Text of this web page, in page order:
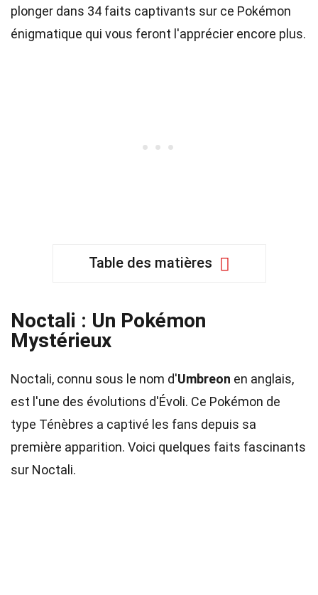
plonger dans 34 faits captivants sur ce Pokémon
énigmatique qui vous feront l'apprécier encore plus.
Table des matières
Noctali : Un Pokémon
Mystérieux
Noctali, connu sous le nom d'Umbreon en anglais,
est l'une des évolutions d'Évoli. Ce Pokémon de
type Ténèbres a captivé les fans depuis sa
première apparition. Voici quelques faits fascinants
sur Noctali.